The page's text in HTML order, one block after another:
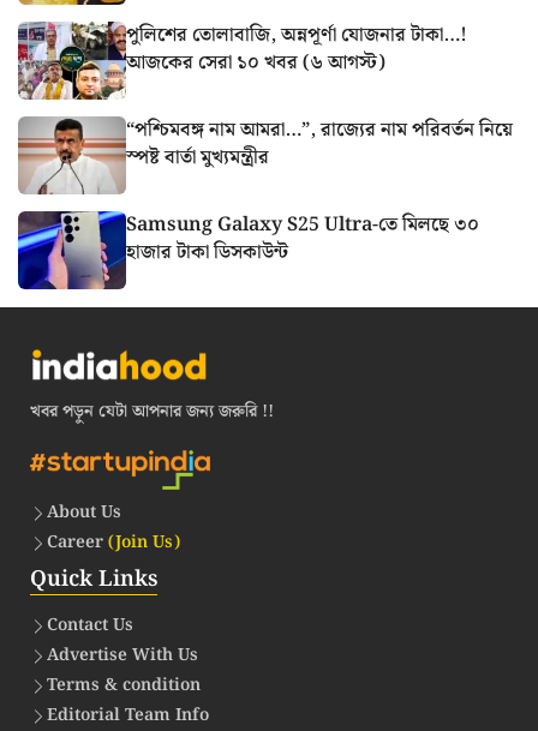
পুলিশের তোলাবাজি, অন্নপূর্ণা যোজনার টাকা…!
আজকের সেরা ১০ খবর (৬ আগস্ট)
“পশ্চিমবঙ্গ নাম আমরা…”, রাজ্যের নাম পরিবর্তন নিয়ে
স্পষ্ট বার্তা মুখ্যমন্ত্রীর
Samsung Galaxy S25 Ultra-তে মিলছে ৩০
হাজার টাকা ডিসকাউন্ট
খবর পড়ুন যেটা আপনার জন্য জরুরি !!
About Us
Career(Join Us)
Quick Links
Contact Us
Advertise With Us
Terms & condition
Editorial Team Info